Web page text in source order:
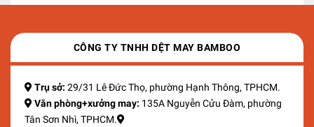
CÔNG TY TNHH DỆT MAY BAMBOO
Trụ sở: 29/31 Lê Đức Thọ, phường Hạnh Thông, TPHCM.
Văn phòng+xưởng may: 135A Nguyễn Cửu Đàm, phường
Tân Sơn Nhì, TPHCM.